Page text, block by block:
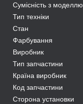
Сумісність з моделлю
Тип техніки
Стан
Фарбування
Виробник
Тип запчастини
Країна виробник
Код запчастини
Сторона установки